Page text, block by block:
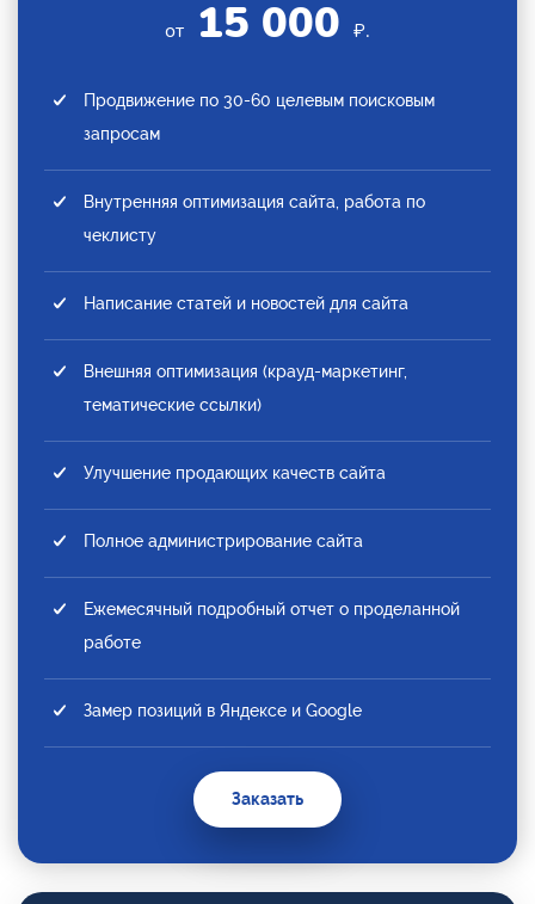
от 15 000 ₽.
Продвижение по 30-60 целевым поисковым
запросам
Внутренняя оптимизация сайта, работа по
чеклисту
Написание статей и новостей для сайта
Внешняя оптимизация (крауд-маркетинг,
тематические ссылки)
Улучшение продающих качеств сайта
Полное администрирование сайта
Ежемесячный подробный отчет о проделанной
работе
Замер позиций в Яндексе и Google
Заказать